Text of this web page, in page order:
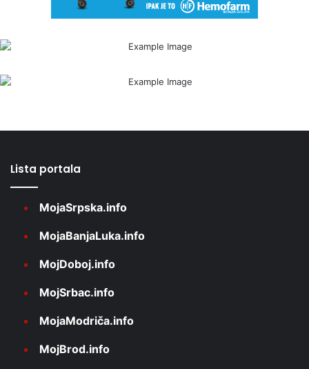
Lista portala
MojaSrpska.info
MojaBanjaLuka.info
MojDoboj.info
MojSrbac.info
MojaModriča.info
MojBrod.info